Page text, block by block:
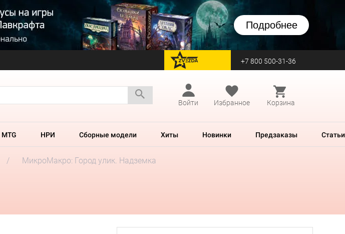
Подробнее
перейти на Zvezda +7 800 500-31-36
Войти
Избранное Корзина
MTG НРИ Сборные модели Хиты Новинки Предзаказы Статьи
МикроМакро: Город улик. Надземка